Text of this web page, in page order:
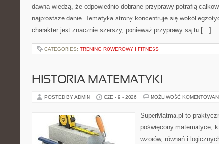
dawna wiedzą, że odpowiednio dobrane przyprawy potrafią
najprostsze danie. Tematyka strony koncentruje się wokół
charakter jest znacznie szerszy, ponieważ przyprawy są tu […]
CATEGORIES: TRENING ROWEROWY I FITNESS
HISTORIA MATEMATYKI
POSTED BY ADMIN CZE - 9 - 2026 MOŻLIWOŚĆ
SuperMatma.pl to
poświęcony matematyce,
wzorów, równań i